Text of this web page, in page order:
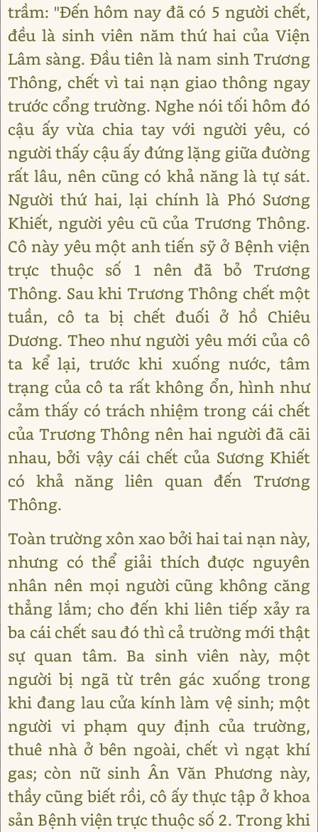
trầm: "Đến hôm nay đã có 5 người chết,
đều là sinh viên năm thứ hai của Viện
Lâm sàng. Đầu tiên là nam sinh Trương
Thông, chết vì tai nạn giao thông ngay
trước cổng trường. Nghe nói tối hôm đó
cậu ấy vừa chia tay với người yêu, có
người thấy cậu ấy đứng lặng giữa đường
rất lâu, nên cũng có khả năng là tự sát.
Người thứ hai, lại chính là Phó Sương
Khiết, người yêu cũ của Trương Thông.
Cô này yêu một anh tiến sỹ ở Bệnh viện
trực thuộc số 1 nên đã bỏ Trương
Thông. Sau khi Trương Thông chết một
tuần, cô ta bị chết đuối ở hồ Chiêu
Dương. Theo như người yêu mới của cô
ta kể lại, trước khi xuống nước, tâm
trạng của cô ta rất không ổn, hình như
cảm thấy có trách nhiệm trong cái chết
của Trương Thông nên hai người đã cãi
nhau, bởi vậy cái chết của Sương Khiết
có khả năng liên quan đến Trương
Thông.
Toàn trường xôn xao bởi hai tai nạn này,
nhưng có thể giải thích được nguyên
nhân nên mọi người cũng không căng
thẳng lắm; cho đến khi liên tiếp xảy ra
ba cái chết sau đó thì cả trường mới thật
sự quan tâm. Ba sinh viên này, một
người bị ngã từ trên gác xuống trong
khi đang lau cửa kính làm vệ sinh; một
người vi phạm quy định của trường,
thuê nhà ở bên ngoài, chết vì ngạt khí
gas; còn nữ sinh Ân Văn Phương này,
thầy cũng biết rồi, cô ấy thực tập ở khoa
sản Bệnh viện trực thuộc số 2. Trong khi